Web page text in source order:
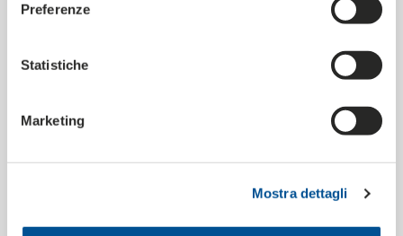
Preferenze
Statistiche
Marketing
Mostra dettagli